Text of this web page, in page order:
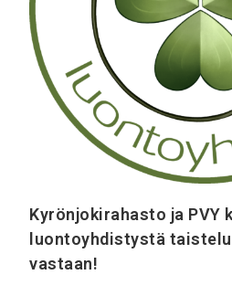
Kyrönjokirahasto ja PVY
luontoyhdistystä
vastaan!